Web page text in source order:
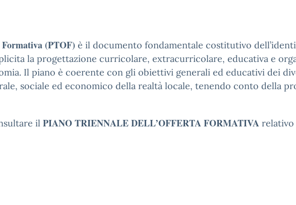
(PTOF) è il documento fondamentale costitutivo
la progettazione curricolare, extracurricolare, educativa e
Il piano è coerente con gli obiettivi generali ed educativi dei
sociale ed economico della realtà locale, tenendo conto della
il PIANO TRIENNALE DELL’OFFERTA FORMATIVA